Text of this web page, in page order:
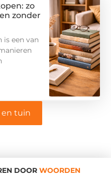
zo
zonder
is een van
en tuin
DOOR WOORDEN